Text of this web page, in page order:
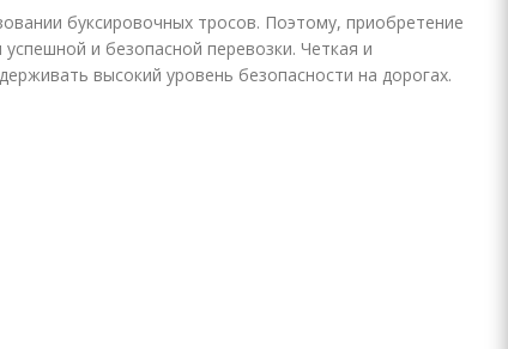
буксировочных тросов. Поэтому, приобретение
и безопасной перевозки. Четкая и
высокий уровень безопасности на дорогах.